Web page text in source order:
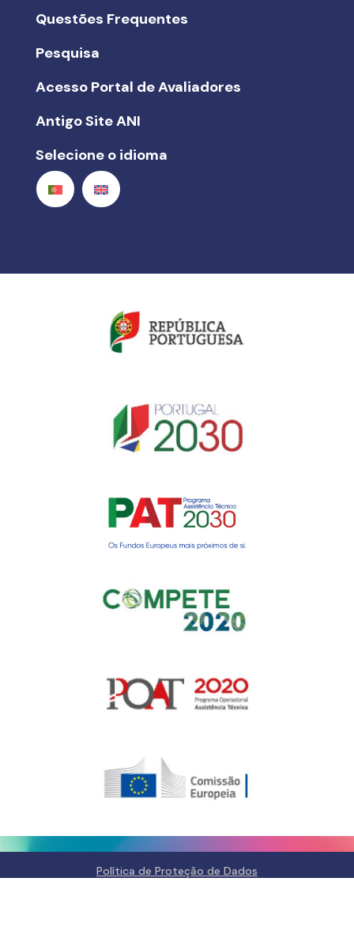
Para fornecer as melhores experiências, usamos tecnologias como
cookies para armazenar e/ou aceder a informações do dispositivo.
Consentir com essas tecnologias nos permitirá processar dados, como
comportamento de navegação ou IDs exclusivos neste site. Não consentir
Negar
Ver preferências
Política de Privacidade e
Política de Privacidade e
Fale
Questões Frequentes
Pesquisa
Acesso Portal de Avaliadores
Antigo Site ANI
Selecione o idioma
Política de Proteção de Dados